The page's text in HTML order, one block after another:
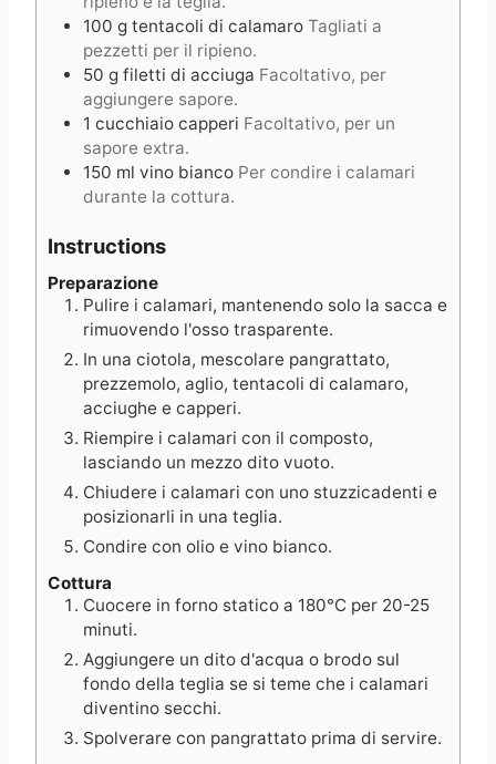
100 g tentacoli di calamaro Tagliati a
pezzetti per il ripieno.
50 g filetti di acciuga Facoltativo, per
aggiungere sapore.
1 cucchiaio capperi Facoltativo, per un
sapore extra.
150 ml vino bianco Per condire i calamari
durante la cottura.
Instructions
Preparazione
Pulire i calamari, mantenendo solo la sacca e
rimuovendo l'osso trasparente.
In una ciotola, mescolare pangrattato,
prezzemolo, aglio, tentacoli di calamaro,
acciughe e capperi.
Riempire i calamari con il composto,
lasciando un mezzo dito vuoto.
Chiudere i calamari con uno stuzzicadenti e
posizionarli in una teglia.
Condire con olio e vino bianco.
Cottura
Cuocere in forno statico a 180°C per 20-25
minuti.
Aggiungere un dito d'acqua o brodo sul
fondo della teglia se si teme che i calamari
diventino secchi.
Spolverare con pangrattato prima di servire.